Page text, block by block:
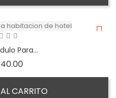
Para...
CARRITO